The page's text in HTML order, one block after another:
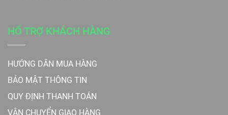
HỔ TRỢ KHÁCH HÀNG
HƯỚNG DẪN MUA HÀNG
BẢO MẬT THÔNG TIN
QUY ĐỊNH THANH TOÁN
VẬN CHUYỂN GIAO HÀNG